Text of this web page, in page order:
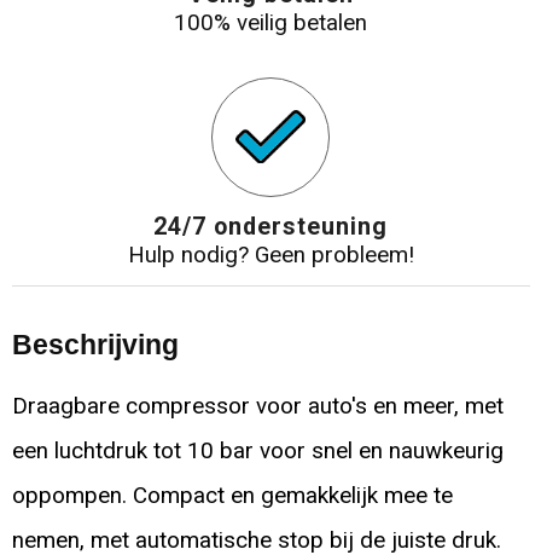
100% veilig betalen
24/7 ondersteuning
Hulp nodig? Geen probleem!
Beschrijving
Draagbare compressor voor auto's en meer, met
een luchtdruk tot 10 bar voor snel en nauwkeurig
oppompen. Compact en gemakkelijk mee te
nemen, met automatische stop bij de juiste druk.